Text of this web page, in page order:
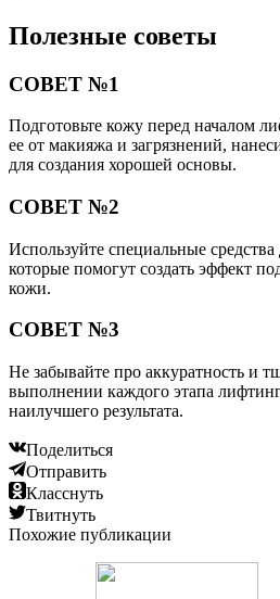
Полезные советы
СОВЕТ №1
Подготовьте кожу перед началом
ее от макияжа и загрязнений,
для создания хорошей основы.
СОВЕТ №2
Используйте специальные
которые помогут создать эффект
кожи.
СОВЕТ №3
Не забывайте про аккуратность и
выполнении каждого этапа
наилучшего результата.
Поделиться
Отправить
Класснуть
Твитнуть
Похожие публикации